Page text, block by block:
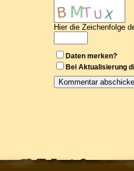
Hier die Zeichenfolge
Daten merken?
Bei Aktualisierung